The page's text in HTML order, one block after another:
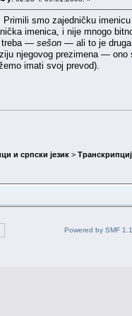
. Primili smo zajedničku
imenica, i nije mnogo
treba — sešon — ali to je druga
njegovog prezimena —
imati svoj prevod).
и српски језик >
Powered by SMF